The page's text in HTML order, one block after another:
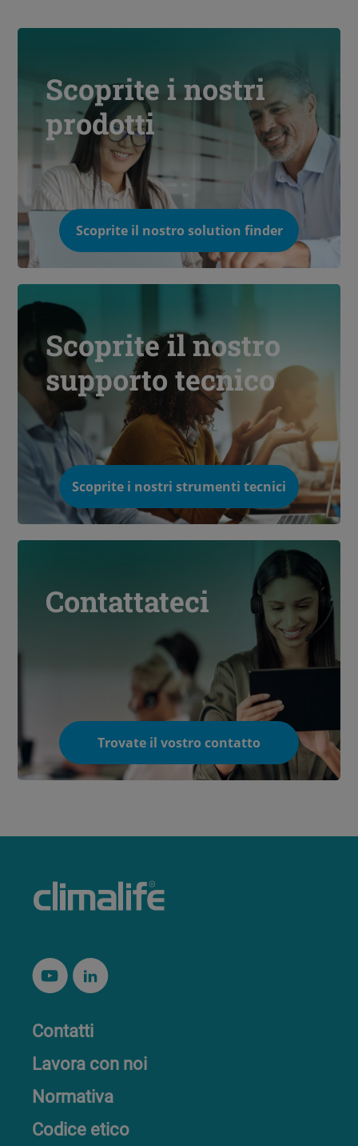
Scoprite i nostri
prodotti
Scoprite il nostro solution finder
Scoprite il nostro
supporto tecnico
Scoprite i nostri strumenti tecnici
Contattateci
Trovate il vostro contatto
Contatti
Lavora con noi
Normativa
Codice etico